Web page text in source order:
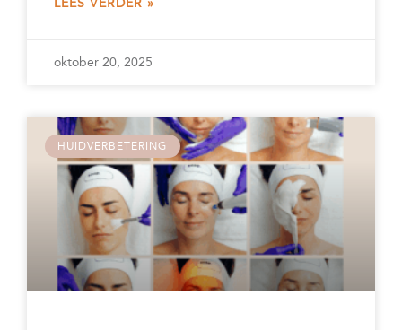
LEES VERDER »
oktober 20, 2025
HUIDVERBETERING